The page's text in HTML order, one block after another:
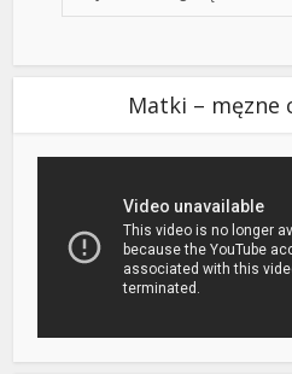
Matki – męzne